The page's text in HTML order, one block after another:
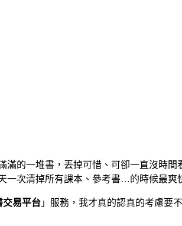
的一堆書，丟掉可惜、可卻一直沒時
次清掉所有課本、參考書…的時候最爽
交易平台 」服務，我才真的認真的考慮要